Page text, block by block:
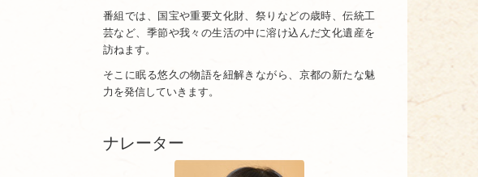
番組では、国宝や重要文化財、祭りなどの歳時、伝統工
芸など、季節や我々の生活の中に溶け込んだ文化遺産を
訪ねます。
そこに眠る悠久の物語を紐解きながら、京都の新たな魅
力を発信していきます。
ナレーター